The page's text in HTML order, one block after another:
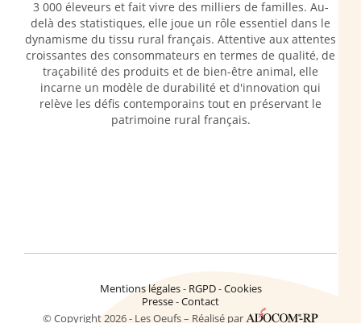
3 000 éleveurs et fait vivre des milliers de familles. Au-
delà des statistiques, elle joue un rôle essentiel dans le
dynamisme du tissu rural français. Attentive aux attentes
croissantes des consommateurs en termes de qualité, de
traçabilité des produits et de bien-être animal, elle
incarne un modèle de durabilité et d'innovation qui
relève les défis contemporains tout en préservant le
patrimoine rural français.
© Copyright 2026 - Les Oeufs – Réalisé par
Mentions légales RGPD Cookies
Presse Contact